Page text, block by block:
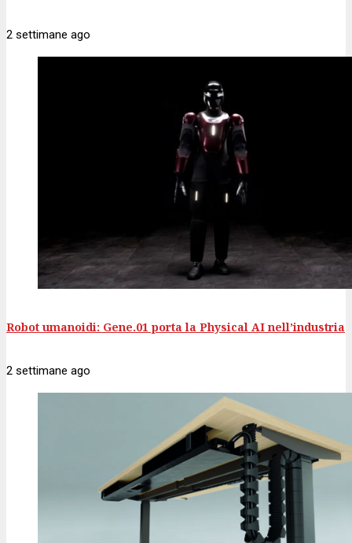
2 settimane ago
Robot umanoidi: Gene.01 porta la Physical AI nell’industria
2 settimane ago